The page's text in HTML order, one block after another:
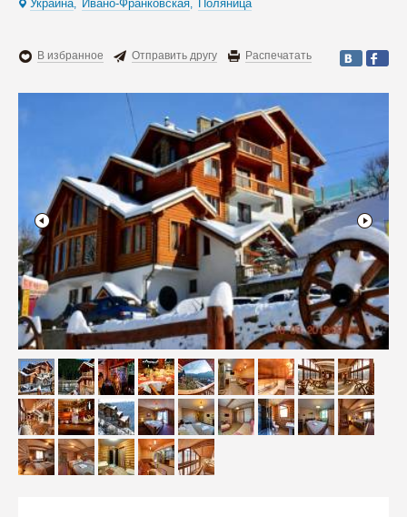
Украина, Ивано-Франковская, Поляница
В избранное Отправить другу Распечатать